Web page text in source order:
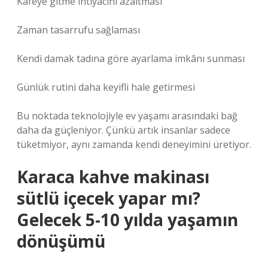
Zaman tasarrufu sağlaması
Kendi damak tadına göre ayarlama imkânı sunması
Günlük rutini daha keyifli hale getirmesi
Bu noktada teknolojiyle ev yaşamı arasındaki bağ
daha da güçleniyor. Çünkü artık insanlar sadece
tüketmiyor, aynı zamanda kendi deneyimini üretiyor.
Karaca kahve makinası
sütlü içecek yapar mı?
Gelecek 5-10 yılda yaşamın
dönüşümü